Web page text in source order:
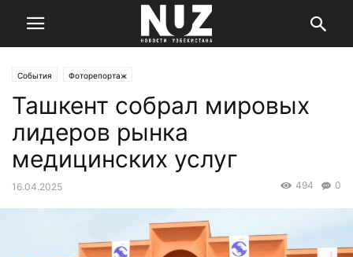
События Фоторепортаж
Ташкент собрал мировых
лидеров рынка
медицинских услуг
16.04.2025 0
494